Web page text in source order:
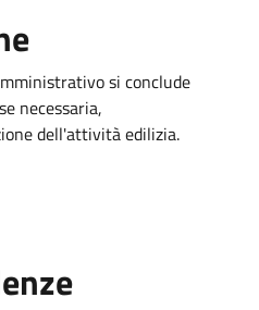
si conclude
necessaria,
dell'attività edilizia.